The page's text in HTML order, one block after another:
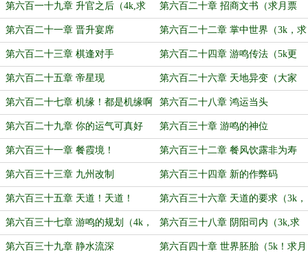
第六百一十九章 升官之后（4k,求
票票）
第六百二十章 招商文书（求月票
哟）
第六百二十一章 晋升宴席 第六百二十二章 掌中世界（3k，求
月票哟)
第六百二十三章 棋逢对手 第六百二十四章 游鸣传法（5k更
新，求月票哟）
第六百二十五章 帝星现 第六百二十六章 天地异变（大家
2026快乐呀）
第六百二十七章 机缘！都是机缘啊
（祝大家2026也遍地掉机缘）
第六百二十八章 鸿运当头
第六百二十九章 你的运气可真好 第六百三十章 游鸣的神位
第六百三十一章 餐霞境！ 第六百三十二章 餐风饮露非为寿
第六百三十三章 九州改制 第六百三十四章 新的作弊码
第六百三十五章 天道！天道！ 第六百三十六章 天道的要求（3k，
求票票）
第六百三十七章 游鸣的规划（4k，
求月票哟）
第六百三十八章 阴阳司内（3k,求
月票）
第六百三十九章 静水流深 第六百四十章 世界胚胎（5k！求月